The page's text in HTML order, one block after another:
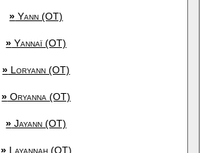
» Yann (OT)
» Yannaï (OT)
» Loryann (OT)
» Oryanna (OT)
» Jayann (OT)
»Layannah (OT)